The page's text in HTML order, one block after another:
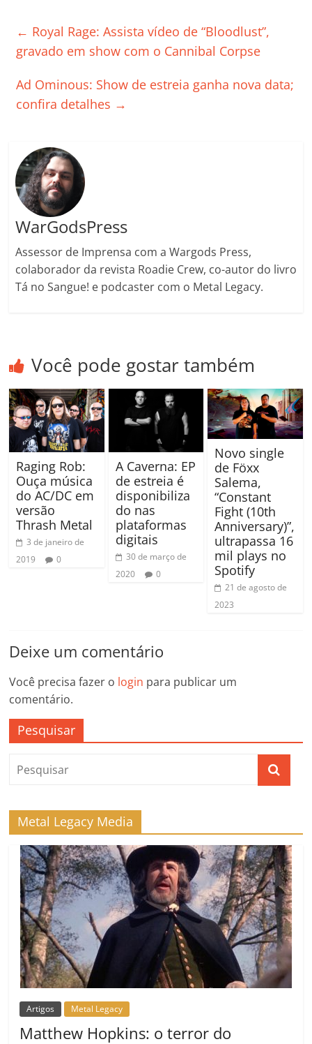
e
b
o
k
er l s
A
p
e
dI
gl
e
a
y
Li
k
p
ar
h
← Royal Rage: Assista vídeo de “Bloodlust”,
gravado em show com o Cannibal Corpse
Ad Ominous: Show de estreia ganha nova data;
confira detalhes →
WarGodsPress
Assessor de Imprensa com a Wargods Press,
colaborador da revista Roadie Crew, co-autor do livro
Tá no Sangue! e podcaster com o Metal Legacy.
Você pode gostar também
Raging Rob:
Ouça música
do AC/DC em
versão
Thrash Metal
3 de janeiro de
2019
0
A Caverna: EP
de estreia é
disponibiliza
do nas
plataformas
digitais
30 de março de
2020
0
Novo single
de Föxx
Salema,
“Constant
Fight (10th
Anniversary)”,
ultrapassa 16
mil plays no
Spotify
21 de agosto de
2023
Deixe um comentário
Você precisa fazer o login para publicar um
comentário.
Pesquisar
Metal Legacy Media
Artigos Metal Legacy
Matthew Hopkins: o terror do